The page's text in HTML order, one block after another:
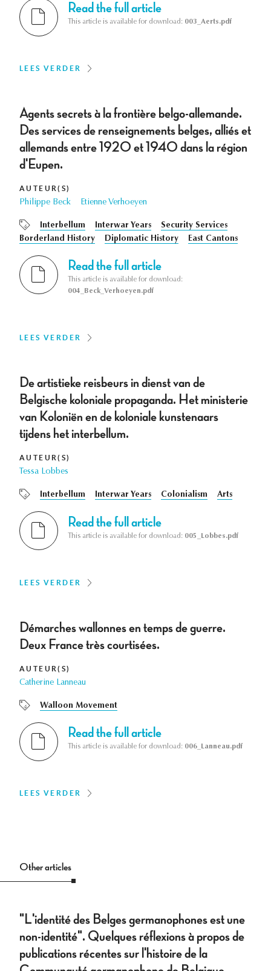
Read the full article
This article is available for download: 003_Aerts.pdf
LEES VERDER
Agents secrets à la frontière belgo-allemande.
Des services de renseignements belges, alliés et
allemands entre 1920 et 1940 dans la région
d'Eupen.
AUTEUR(S)
Philippe Beck Etienne Verhoeyen
Interbellum Interwar Years
Security Services
Borderland History
Diplomatic History East Cantons
Read the full article
This article is available for download:
004_Beck_Verhoeyen.pdf
LEES VERDER
De artistieke reisbeurs in dienst van de
Belgische koloniale propaganda. Het ministerie
van Koloniën en de koloniale kunstenaars
tijdens het interbellum.
AUTEUR(S)
Tessa Lobbes
Interbellum Interwar Years Colonialism Arts
Read the full article
This article is available for download: 005_Lobbes.pdf
LEES VERDER
Démarches wallonnes en temps de guerre.
Deux France très courtisées.
AUTEUR(S)
Catherine Lanneau
Walloon Movement
Read the full article
This article is available for download: 006_Lanneau.pdf
LEES VERDER
Other articles
"L'identité des Belges germanophones est une
non-identité". Quelques réflexions à propos de
publications récentes sur l'histoire de la